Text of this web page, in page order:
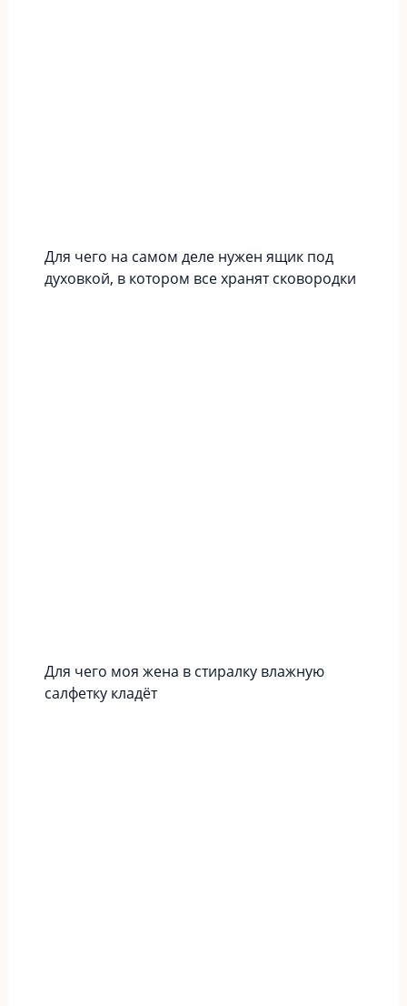
Для чего на самом деле нужен ящик под
духовкой, в котором все хранят сковородки
Для чего моя жена в стиралку влажную
салфетку кладёт